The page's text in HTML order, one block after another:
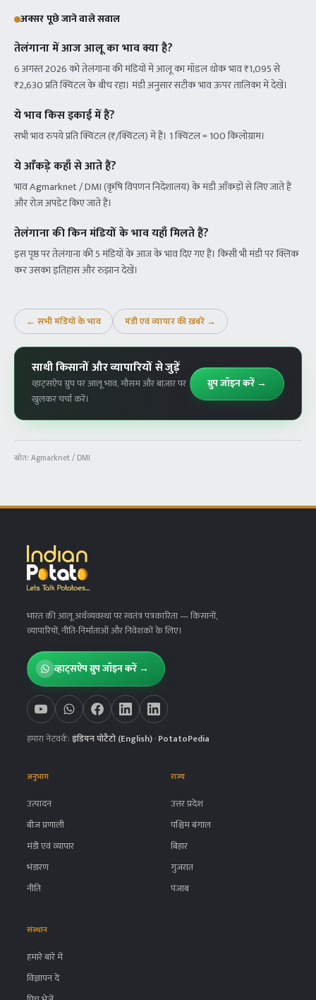
अक्सर पूछे जाने वाले सवाल
तेलंगाना में आज आलू का भाव क्या है?
6 अगस्त 2026 को तेलंगाना की मंडियों में आलू का मॉडल थोक भाव ₹1,095 से
₹2,630 प्रति क्विंटल के बीच रहा। मंडी अनुसार सटीक भाव ऊपर तालिका में देखें।
ये भाव किस इकाई में हैं?
सभी भाव रुपये प्रति क्विंटल (₹/क्विंटल) में हैं। 1 क्विंटल = 100 किलोग्राम।
ये आँकड़े कहाँ से आते हैं?
भाव Agmarknet / DMI (कृषि विपणन निदेशालय) के मंडी आँकड़ों से लिए जाते हैं
और रोज़ अपडेट किए जाते हैं।
तेलंगाना की किन मंडियों के भाव यहाँ मिलते हैं?
इस पृष्ठ पर तेलंगाना की 5 मंडियों के आज के भाव दिए गए हैं। किसी भी मंडी पर क्लिक
कर उसका इतिहास और रुझान देखें।
← सभी मंडियों के भाव मंडी एवं व्यापार की ख़बरें →
साथी किसानों और व्यापारियों से जुड़ें
व्हाट्सऐप ग्रुप पर आलू भाव, मौसम और बाज़ार पर
खुलकर चर्चा करें।
ग्रुप जॉइन करें →
स्रोत: Agmarknet / DMI
भारत की आलू अर्थव्यवस्था पर स्वतंत्र पत्रकारिता— किसानों,
व्यापारियों, नीति-निर्माताओं और निवेशकों के लिए।
व्हाट्सऐप ग्रुप जॉइन करें →
हमारा नेटवर्क:इंडियन पोटैटो (English)·PotatoPedia
अनुभाग
उत्पादन
बीज प्रणाली
मंडी एवं व्यापार
भंडारण
नीति
राज्य
उत्तर प्रदेश
पश्चिम बंगाल
बिहार
गुजरात
पंजाब
संस्थान
हमारे बारे में
विज्ञापन दें